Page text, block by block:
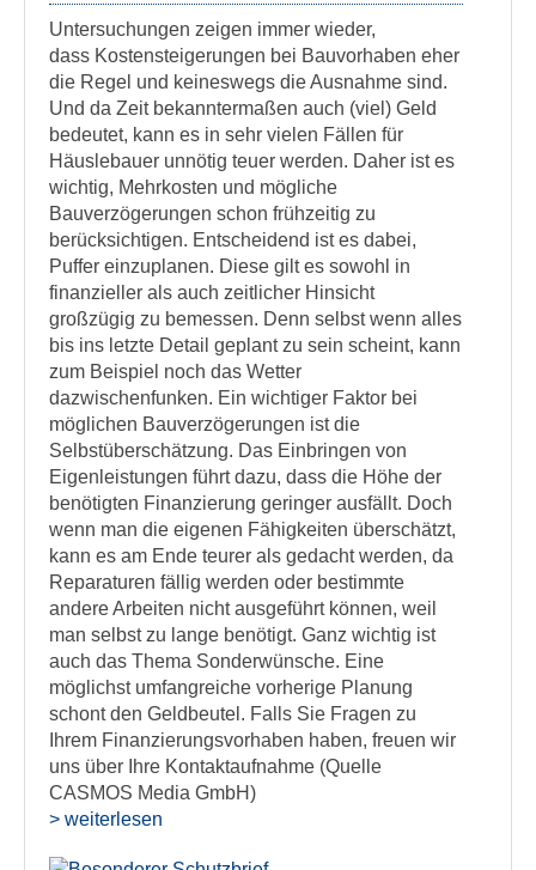
Untersuchungen zeigen immer wieder,
dass Kostensteigerungen bei Bauvorhaben eher
die Regel und keineswegs die Ausnahme sind.
Und da Zeit bekanntermaßen auch (viel) Geld
bedeutet, kann es in sehr vielen Fällen für
Häuslebauer unnötig teuer werden. Daher ist es
wichtig, Mehrkosten und mögliche
Bauverzögerungen schon frühzeitig zu
berücksichtigen. Entscheidend ist es dabei,
Puffer einzuplanen. Diese gilt es sowohl in
finanzieller als auch zeitlicher Hinsicht
großzügig zu bemessen. Denn selbst wenn alles
bis ins letzte Detail geplant zu sein scheint, kann
zum Beispiel noch das Wetter
dazwischenfunken. Ein wichtiger Faktor bei
möglichen Bauverzögerungen ist die
Selbstüberschätzung. Das Einbringen von
Eigenleistungen führt dazu, dass die Höhe der
benötigten Finanzierung geringer ausfällt. Doch
wenn man die eigenen Fähigkeiten überschätzt,
kann es am Ende teurer als gedacht werden, da
Reparaturen fällig werden oder bestimmte
andere Arbeiten nicht ausgeführt können, weil
man selbst zu lange benötigt. Ganz wichtig ist
auch das Thema Sonderwünsche. Eine
möglichst umfangreiche vorherige Planung
schont den Geldbeutel. Falls Sie Fragen zu
Ihrem Finanzierungsvorhaben haben, freuen wir
uns über Ihre Kontaktaufnahme (Quelle
CASMOS Media GmbH)
> weiterlesen